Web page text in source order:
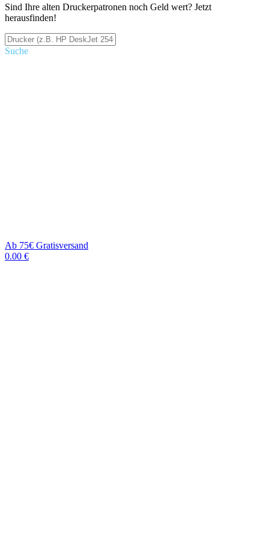
Sind Ihre alten Druckerpatronen noch Geld wert? Jetzt
herausfinden!
Suche
Ab 75€ Gratisversand
0.00 €